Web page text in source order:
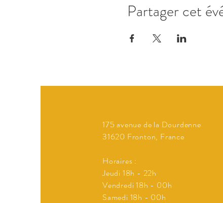
Partager cet
175 avenue de la Dourdenne
31620 Fronton, France
Horaires :
Jeudi 18h - 22h
Vendredi 18h - 00h
Samedi 18h - 00h